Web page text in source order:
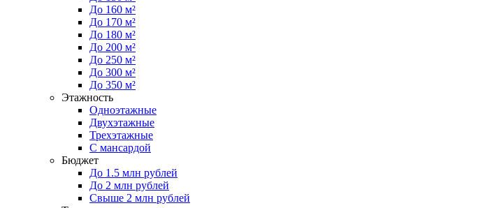
До 160 м²
До 170 м²
До 180 м²
До 200 м²
До 250 м²
До 300 м²
До 350 м²
Этажность
Одноэтажные
Двухэтажные
Трехэтажные
С мансардой
Бюджет
До 1.5 млн рублей
До 2 млн рублей
Свыше 2 млн рублей